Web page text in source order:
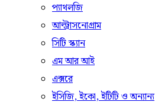
প্যাথলজি
আল্ট্রাসনোগ্রাম
সিটি স্ক্যান
এম আর আই
এক্সরে
ইসিজি, ইকো, ইটিটি ও অন্যান্য